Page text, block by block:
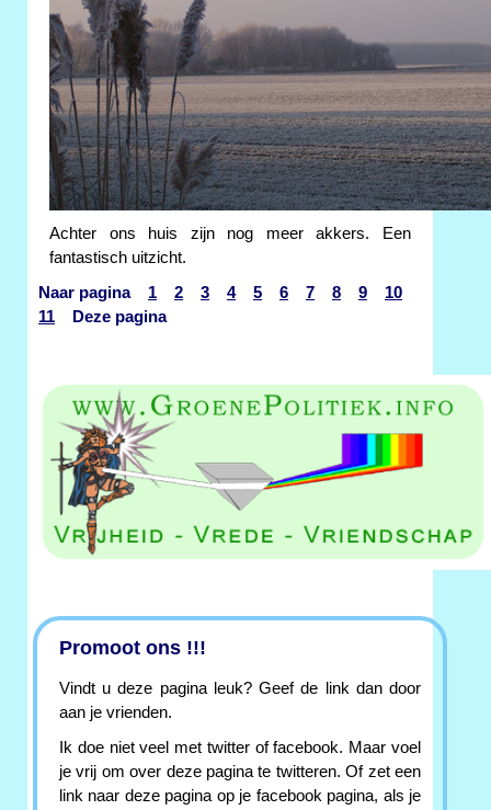
Achter ons huis zijn nog meer akkers. Een
fantastisch uitzicht.
Naar pagina 1 2 3 4 5 6 7 8 9
10
11 Deze pagina
Promoot ons !!!
Vindt u deze pagina leuk? Geef de link dan door
aan je vrienden.
Ik doe niet veel met twitter of facebook. Maar voel
je vrij om over deze pagina te twitteren. Of zet een
link naar deze pagina op je facebook pagina, als je